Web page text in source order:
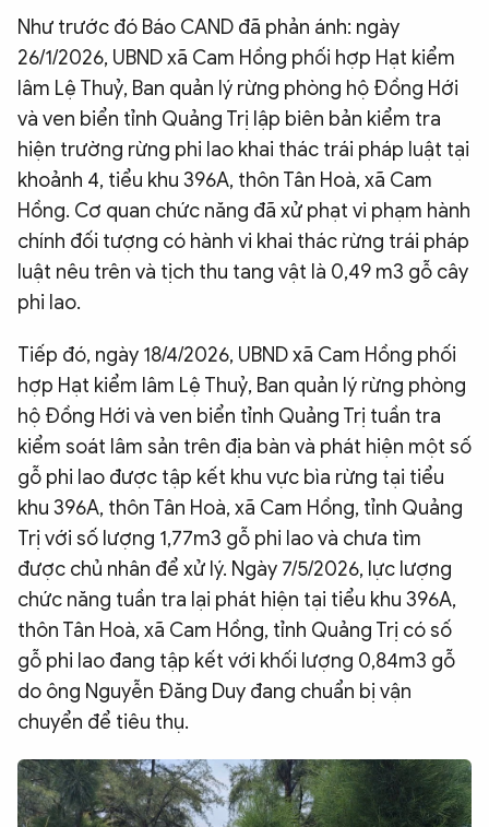
BẠN ĐỌC & CAND
ĐA PHƯƠNG TIỆN
eMagazine
Podcast
Video Ảnh
Infographic
Chuyên trang An ninh thế giới Văn nghệ Công an
Chuyên đề
Như trước đó Báo CAND đã phản ánh: ngày
26/1/2026, UBND xã Cam Hồng phối hợp Hạt kiểm
lâm Lệ Thuỷ, Ban quản lý rừng phòng hộ Đồng Hới
và ven biển tỉnh Quảng Trị lập biên bản kiểm tra
hiện trường rừng phi lao khai thác trái pháp luật tại
khoảnh 4, tiểu khu 396A, thôn Tân Hoà, xã Cam
Hồng. Cơ quan chức năng đã xử phạt vi phạm hành
chính đối tượng có hành vi khai thác rừng trái pháp
luật nêu trên và tịch thu tang vật là 0,49 m3 gỗ cây
phi lao.
Tiếp đó, ngày 18/4/2026, UBND xã Cam Hồng phối
hợp Hạt kiểm lâm Lệ Thuỷ, Ban quản lý rừng phòng
hộ Đồng Hới và ven biển tỉnh Quảng Trị tuần tra
kiểm soát lâm sản trên địa bàn và phát hiện một số
gỗ phi lao được tập kết khu vực bìa rừng tại tiểu
khu 396A, thôn Tân Hoà, xã Cam Hồng, tỉnh Quảng
Trị với số lượng 1,77m3 gỗ phi lao và chưa tìm
được chủ nhân để xử lý. Ngày 7/5/2026, lực lượng
chức năng tuần tra lại phát hiện tại tiểu khu 396A,
thôn Tân Hoà, xã Cam Hồng, tỉnh Quảng Trị có số
gỗ phi lao đang tập kết với khối lượng 0,84m3 gỗ
do ông Nguyễn Đăng Duy đang chuẩn bị vận
chuyển để tiêu thụ.